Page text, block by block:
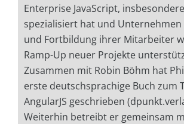
Enterprise JavaScript,
spezialisiert hat und Unternehmen
und Fortbildung ihrer Mitarbeiter
Ramp-Up neuer Projekte
Zusammen mit Robin Böhm hat
erste deutschsprachige Buch zum
AngularJS geschrieben
Weiterhin betreibt er gemeinsam